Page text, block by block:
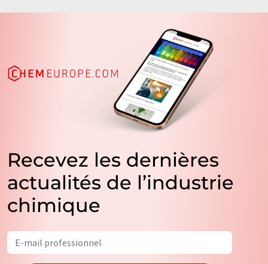
Recevez les dernières
actualités de l’industrie
chimique